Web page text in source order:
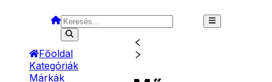
Főoldal
Kategóriák
Márkák